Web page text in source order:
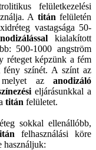
felületkezelési
A titán felületén
vastagsága 50-
kialakított
500-1000 angström
réteget képzünk a fém
fény színét. A színt az
melyet az anodizáló
eljárásunkkal a
titán felületet.
sokkal ellenállóbb,
felhasználási köre
használjuk: